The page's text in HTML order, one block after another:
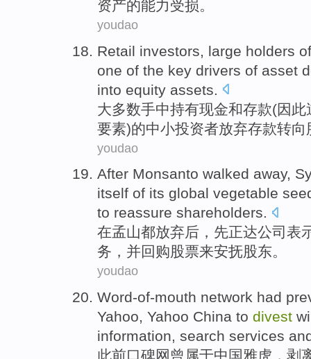
资产的能力受损。
youdao
Retail investors , large holders
one of the key drivers of asset
into equity assets
大多数手中持有现金和存款(因此
要素)的中小投资者放弃存款转向
youdao
After Monsanto walked away,
itself of its global vegetable
to reassure shareholders.
在孟山都放弃后， 先正达公司 表
务 ， 并回购股票来安抚股东。
youdao
Word-of-mouth network had
Yahoo, Yahoo China to divest
information, search services
此前口碑网 曾 属于中国雅虎 ， 剥